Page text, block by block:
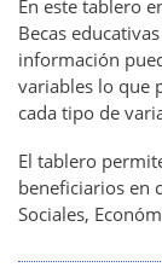
En este tablero
Becas
información
variables lo que
cada tipo de
El tablero
beneficiarios en
Sociales,